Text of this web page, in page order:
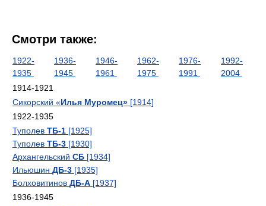
Смотри также:
1922-
1935
1936-
1945
1946-
1961
1962-
1975
1976-
1991
1992-
2004
1914-1921
Сикорский «Илья Муромец» [1914]
1922-1935
Туполев ТБ-1 [1925]
Туполев ТБ-3 [1930]
Архангельский СБ [1934]
Ильюшин ДБ-3 [1935]
Болховитинов ДБ-А [1937]
1936-1945